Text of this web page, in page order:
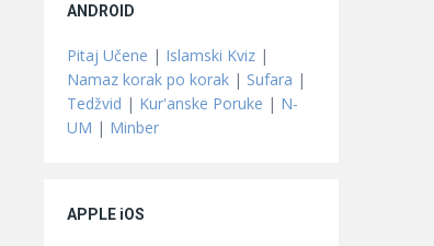
ANDROID
Pitaj Učene | Islamski Kviz |
Namaz korak po korak | Sufara |
Tedžvid | Kur'anske Poruke | N-
UM | Minber
APPLE iOS